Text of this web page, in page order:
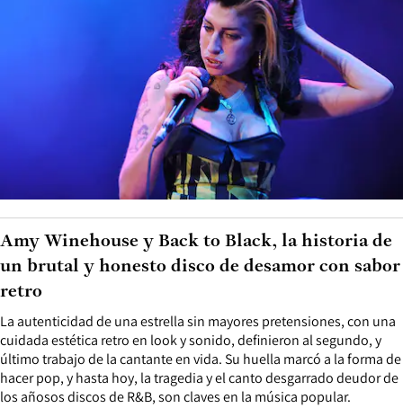
La autenticidad de una estrella sin mayores pretensiones, con una
cuidada estética retro en look y sonido, definieron al segundo, y
último trabajo de la cantante en vida. Su huella marcó a la forma de
hacer pop, y hasta hoy, la tragedia y el canto desgarrado deudor de
los añosos discos de R&B, son claves en la música popular.
Amy Winehouse y Back to Black, la historia de
un brutal y honesto disco de desamor con sabor
retro